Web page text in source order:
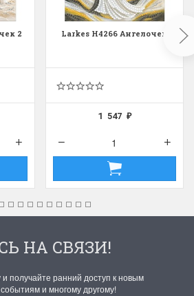
2 Larkes Н4266 Ангелочек
1 547₽
НА СВЯЗИ!
получайте ранний доступ к новым
и многому другому!